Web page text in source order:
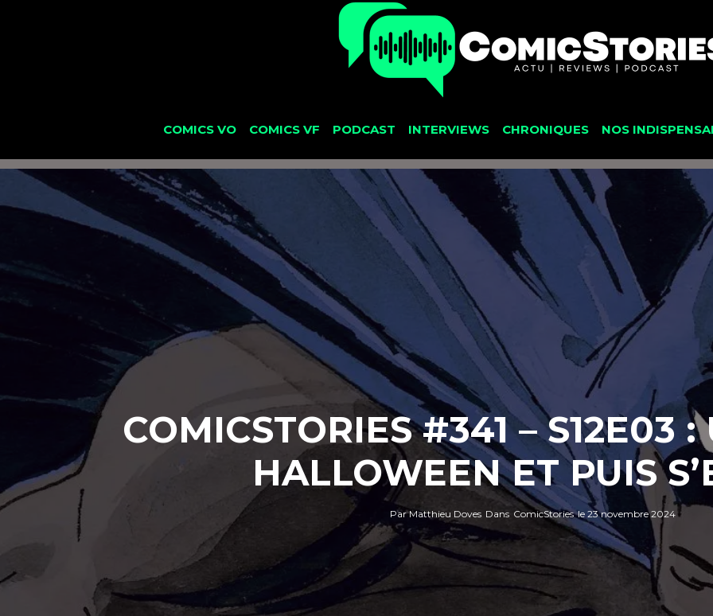
COMICS VO COMICS VF PODCAST INTERVIEWS CHRONIQUES NOS
COMICSTORIES #341 – S12E03
HALLOWEEN ET PUIS
ParMatthieu Doves Dans ComicStories le 23 novembre 2024